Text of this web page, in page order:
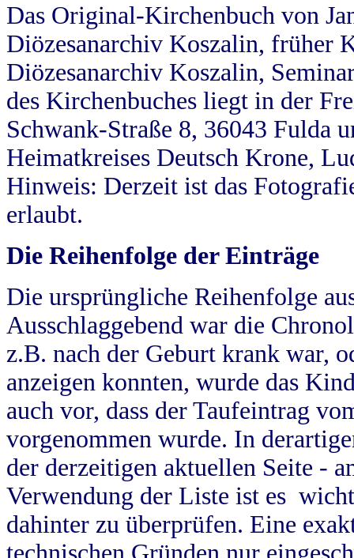
Das Original-Kirchenbuch von
Diözesanarchiv Koszalin, früher
Diözesanarchiv Koszalin,
des Kirchenbuches liegt in der
Schwank-Straße 8, 36043 Fulda
Heimatkreises Deutsch Krone,
Hinweis: Derzeit ist das
erlaubt.
Die Reihenfolge der Einträge
Die ursprüngliche Reihenfolge
Ausschlaggebend war die
z.B. nach der Geburt krank war,
anzeigen konnten, wurde das
auch vor, dass der Taufeintrag
vorgenommen wurde. In
der derzeitigen aktuellen Seite -
Verwendung der Liste ist es
dahinter zu überprüfen. Eine